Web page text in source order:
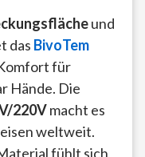
und
das BivoTem
für
Hände. Die
220Vmacht es
weltweit.
fühlt sich